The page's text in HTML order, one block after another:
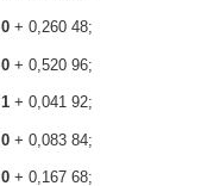
0+ 0,260 48;
0+ 0,520 96;
1+ 0,041 92;
0+ 0,083 84;
0+ 0,167 68;